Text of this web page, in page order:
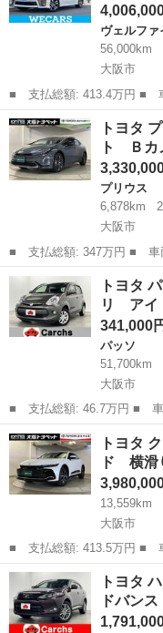
ヴェルファ
56,000km
大阪市
■ 支払総額: 413.4万円 ■ 車両本体価格： 4,006,000 円 ■ メーカ
ー名： トヨタ ■ 車種名
Ｚ Ｇエディション サン
ナビ／フリ...
大阪 大阪市 ヴェル
トヨタ
ト Ｂ
プリウス
6,878km
大阪市
■ 支払総額: 347万円 ■ 車両本体価格： 3,330,000 円 ■ メーカー
名： トヨタ ■ 車種名：
ト ＬＥＤライト Ｂカメ
エアコン ...
大阪 大阪市 プリウス
トヨタ
リ アイ
341,000
パッソ
51,700km
大阪市
■ 支払総額: 46.7万円 ■ 車両本体価格： 341,000 円 ■ メーカー
名： トヨタ ■ 車種名：
パッケージ・キリリ アイ
フォグ！純正...
大阪 大阪市 パッソ
トヨタ
ド 横
13,559km
大阪市
■ 支払総額: 413.5万円 ■ 車両本体価格： 3,980,000 円 ■ メーカ
ー名： トヨタ ■ 車種名
名： Ｇアドバンスド 横
グテレビ...
大阪 大阪市 トヨタ
トヨタ
ドバン